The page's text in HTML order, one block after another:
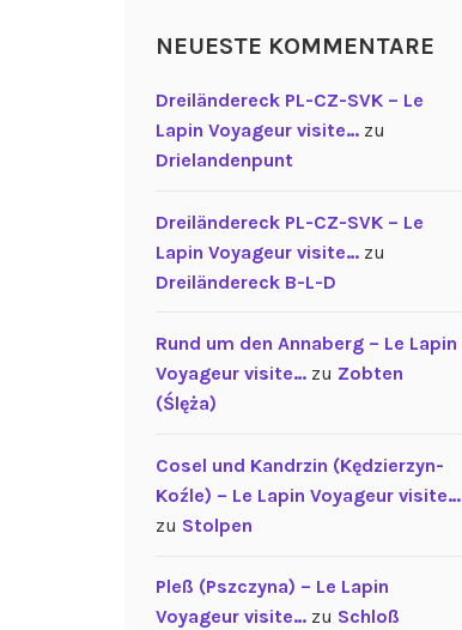
NEUESTE KOMMENTARE
Dreiländereck PL-CZ-SVK – Le
Lapin Voyageur visite…zu
Drielandenpunt
Dreiländereck PL-CZ-SVK – Le
Lapin Voyageur visite…zu
Dreiländereck B-L-D
Rund um den Annaberg – Le Lapin
Voyageur visite…zu Zobten
(Ślęża)
Cosel und Kandrzin (Kędzierzyn-
Koźle) – Le Lapin Voyageur visite…
zu Stolpen
Pleß (Pszczyna) – Le Lapin
Voyageur visite…zu Schloß